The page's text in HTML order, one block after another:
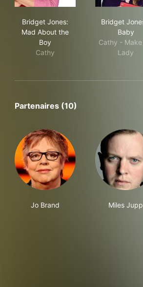
Bridget Jones:
Mad About the
Boy
Cathy
Bridget
Baby
Cathy -
Lady
Partenaires (10)
Jo Brand Miles Jupp